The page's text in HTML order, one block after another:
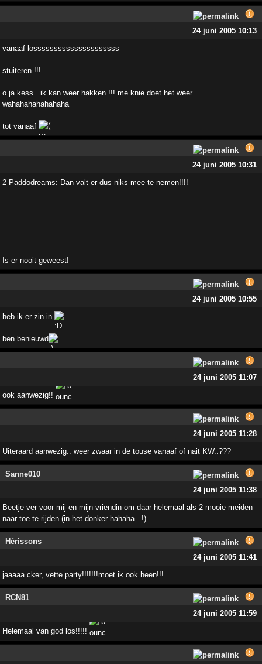
24 juni 2005 10:13
vanaaf losssssssssssssssssssss
stuiteren !!!
o ja kess.. ik kan weer hakken !!! me knie doet het weer
wahahahahahahaha
tot vanaaf
24 juni 2005 10:31
2 Paddodreams: Dan valt er dus niks mee te nemen!!!!
Is er nooit geweest!
24 juni 2005 10:55
heb ik er zin in
ben benieuwd
24 juni 2005 11:07
ook aanwezig!!
24 juni 2005 11:28
Uiteraard aanwezig.. weer zwaar in de touse vanaaf of nait KW..???
Sanne010
24 juni 2005 11:38
Beetje ver voor mij en mijn vriendin om daar helemaal als 2 mooie meiden
naar toe te rijden (in het donker hahaha...!)
Hérissons
24 juni 2005 11:41
jaaaaa cker, vette party!!!!!!!moet ik ook heen!!!
RCN81
24 juni 2005 11:59
Helemaal van god los!!!!!